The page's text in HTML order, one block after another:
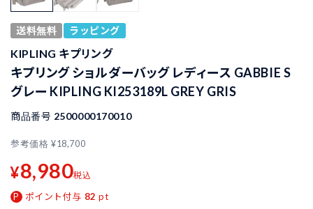
送料無料 ラッピング
KIPLING キプリング
キプリング ショルダーバッグ レディース GABBIE S
グレー KIPLING KI253189L GREY GRIS
商品番号 2500000170010
参考価格 ¥18,700
¥8,980税込
ポイント付与 82 pt